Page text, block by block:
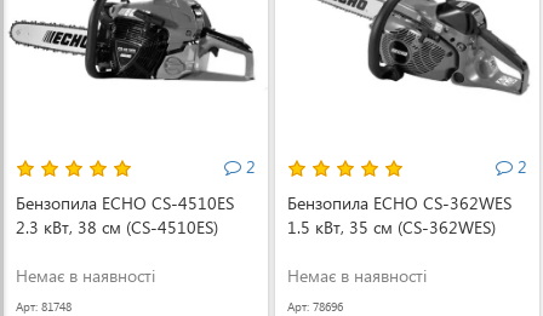
2
Бензопила ECHO CS-4510ES
2.3 кВт, 38 см (CS-4510ES)
Немає в наявності
Арт: 81748
2
Бензопила ECHO CS-362WES
1.5 кВт, 35 см (CS-362WES)
Немає в наявності
Арт: 78696